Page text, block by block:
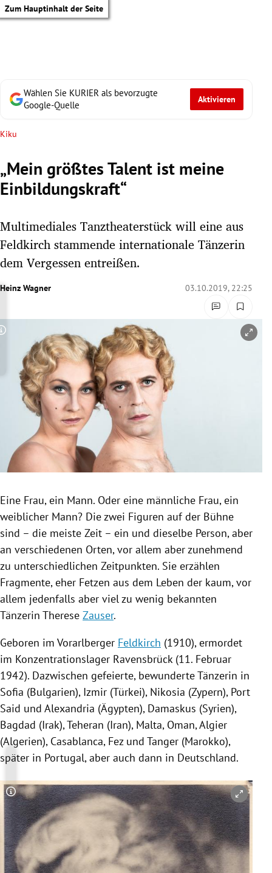
Zum Hauptinhalt der Seite
Untermenü
Untermenü
Untermenü
Untermenü
Untermenü
Untermenü
Untermenü
Untermenü
Wählen Sie KURIER als bevorzugte
Google-Quelle
Aktivieren
Kiku
„Mein größtes Talent ist meine
Einbildungskraft“
Multimediales Tanztheaterstück will eine aus
Feldkirch stammende internationale Tänzerin
dem Vergessen entreißen.
Heinz Wagner 03.10.2019, 22:25
Copyright-Hinweis öffnen/schließen
Eine Frau, ein Mann. Oder eine männliche Frau, ein
weiblicher Mann? Die zwei Figuren auf der Bühne
sind – die meiste Zeit – ein und dieselbe Person, aber
an verschiedenen Orten, vor allem aber zunehmend
zu unterschiedlichen Zeitpunkten. Sie erzählen
Fragmente, eher Fetzen aus dem Leben der kaum, vor
allem jedenfalls aber viel zu wenig bekannten
Tänzerin Therese Zauser.
Geboren im Vorarlberger Feldkirch (1910), ermordet
im Konzentrationslager Ravensbrück(11. Februar
1942). Dazwischen gefeierte, bewunderte Tänzerin in
Sofia (Bulgarien), Izmir (Türkei), Nikosia (Zypern), Port
Said und Alexandria (Ägypten), Damaskus (Syrien),
Bagdad (Irak),Teheran (Iran), Malta, Oman,Algier
(Algerien), Casablanca, Fez und Tanger (Marokko),
später in Portugal, aber auch dann in Deutschland.
Copyright-Hinweis öffnen/schließen